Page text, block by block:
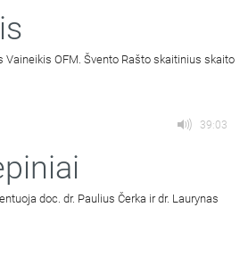
Vaineikis OFM. Švento Rašto skaitinius skaito
39:03
doc. dr. Paulius Čerka ir dr. Laurynas